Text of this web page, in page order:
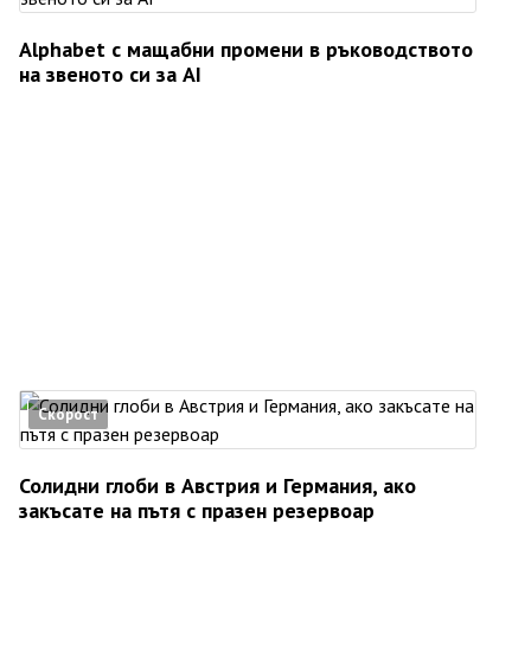
Alphabet с мащабни промени в ръководството
на звеното си за AI
Скорост
Солидни глоби в Австрия и Германия, ако
закъсате на пътя с празен резервоар